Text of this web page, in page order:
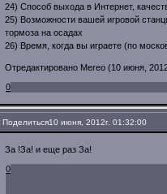
24) Способ выхода в Интернет,
25) Возможности вашей игровой
тормоза на осадах
26) Время, когда вы играете (по
Отредактировано Mereo (10 июня,
0
Поделиться10 июня, 2012г. 01:32:00
За !За! и еще раз За!
0